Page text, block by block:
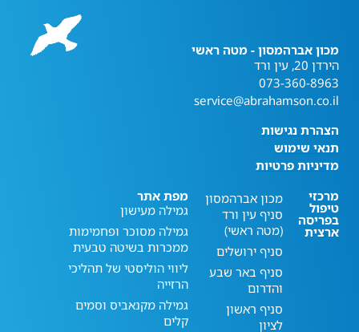
מכון אברהמסון - מטה ראשי
הירדן 20, עין ורד
073-360-8963
service@abrahamson.co.il
הצהרת נגישות
תנאי שימוש
מדיניות פרטיות
מרכזי
טיפול
בפריסה
ארצית
מכון אברהמסון
סניף עין ורד
(מטה ראשי)
סניף ירושלים
סניף באר שבע
והדרום
סניף ראשון
לציון
מפת אתר
גמילה מעישון
גמילה מסוכר ופחמימות
ממכרות בשיטה טבעית
ליווי הוליסטי של תהליכי
הרזייה
גמילה מקנאביס וסמים
קלים